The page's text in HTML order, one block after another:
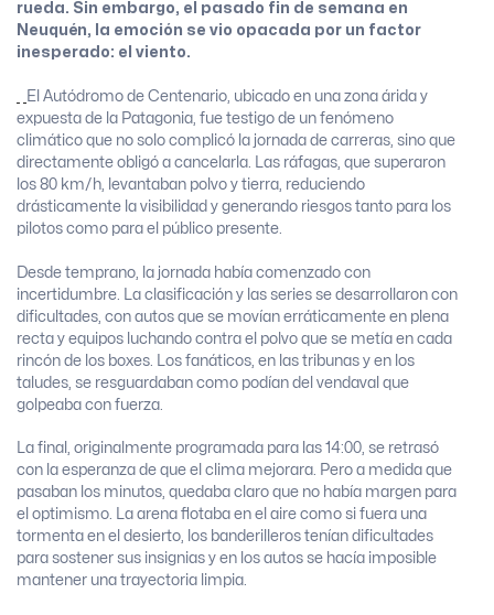
rueda. Sin embargo, el pasado fin de semana en
Neuquén, la emoción se vio opacada por un factor
inesperado: el viento.
El Autódromo de Centenario, ubicado en una zona árida y
expuesta de la Patagonia, fue testigo de un fenómeno
climático que no solo complicó la jornada de carreras, sino que
directamente obligó a cancelarla. Las ráfagas, que superaron
los 80 km/h, levantaban polvo y tierra, reduciendo
drásticamente la visibilidad y generando riesgos tanto para los
pilotos como para el público presente.
Desde temprano, la jornada había comenzado con
incertidumbre. La clasificación y las series se desarrollaron con
dificultades, con autos que se movían erráticamente en plena
recta y equipos luchando contra el polvo que se metía en cada
rincón de los boxes. Los fanáticos, en las tribunas y en los
taludes, se resguardaban como podían del vendaval que
golpeaba con fuerza.
La final, originalmente programada para las 14:00, se retrasó
con la esperanza de que el clima mejorara. Pero a medida que
pasaban los minutos, quedaba claro que no había margen para
el optimismo. La arena flotaba en el aire como si fuera una
tormenta en el desierto, los banderilleros tenían dificultades
para sostener sus insignias y en los autos se hacía imposible
mantener una trayectoria limpia.